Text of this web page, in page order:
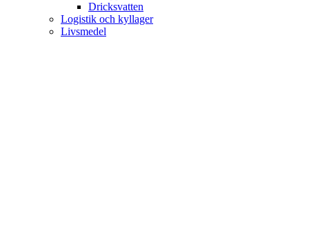
Dricksvatten
Logistik och kyllager
Livsmedel